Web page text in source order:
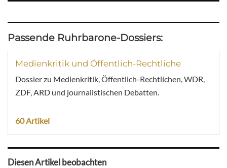
Passende Ruhrbarone-Dossiers:
Medienkritik und Öffentlich-Rechtliche
Dossier zu Medienkritik, Öffentlich-Rechtlichen, WDR,
ZDF, ARD und journalistischen Debatten.
60 Artikel
Diesen Artikel beobachten